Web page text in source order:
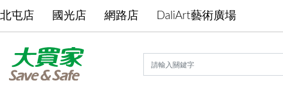
北屯店 國光店 網路店 DaliArt藝術廣場